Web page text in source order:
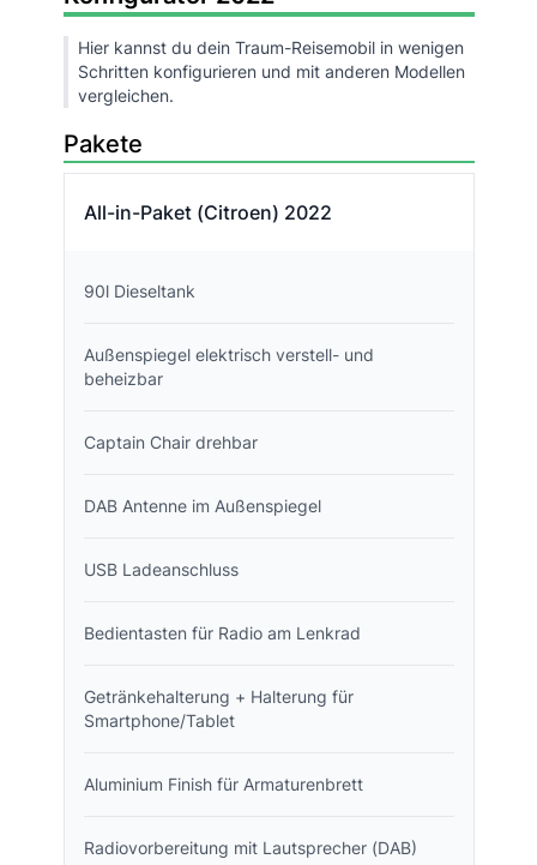
Hier kannst du dein Traum-Reisemobil in wenigen
Schritten konfigurieren und mit anderen Modellen
vergleichen.
Pakete
All-in-Paket (Citroen) 2022
90l Dieseltank
Außenspiegel elektrisch verstell- und
beheizbar
Captain Chair drehbar
DAB Antenne im Außenspiegel
USB Ladeanschluss
Bedientasten für Radio am Lenkrad
Getränkehalterung + Halterung für
Smartphone/Tablet
Aluminium Finish für Armaturenbrett
Radiovorbereitung mit Lautsprecher (DAB)